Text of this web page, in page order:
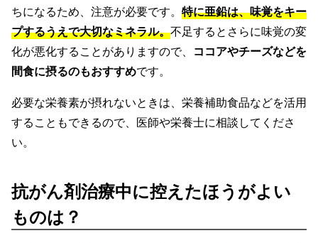
ちになるため、注意が必要です。 特に亜鉛は、味覚をキー
プするうえで大切なミネラル。不足するとさらに味覚の変
化が悪化することがありますので、 ココアやチーズなどを
間食に摂るのもおすすめです。
必要な栄養素が摂れないときは、栄養補助食品などを活用
することもできるので、医師や栄養士に相談してくださ
い。
抗がん剤治療中に控えたほうがよい
ものは？